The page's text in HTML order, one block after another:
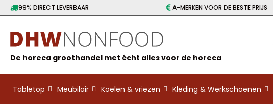
99% DIRECT LEVERBAAR A-MERKEN VOOR DE BESTE PRIJS
De horeca groothandel met écht alles voor de horeca
Tabletop Meubilair Koelen & vriezen Kleding & Werkschoenen